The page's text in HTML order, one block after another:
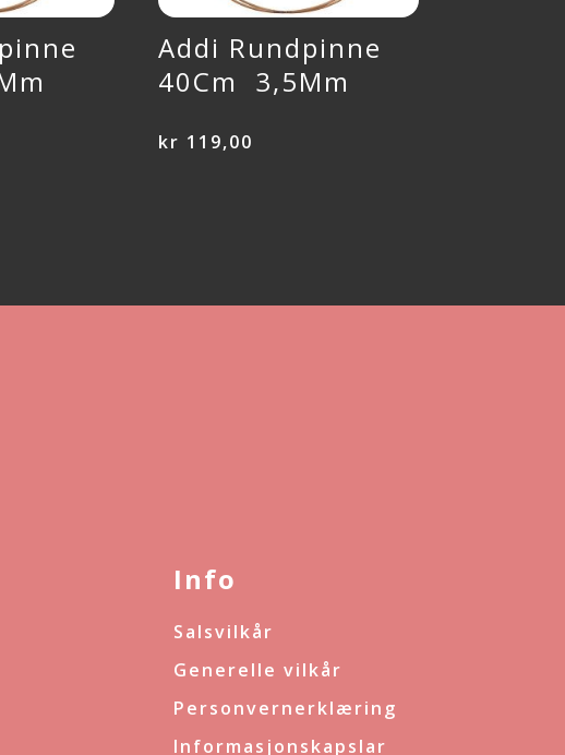
Addi Rundpinne
40Cm 3,5Mm
kr 119,00
Info
Salsvilkår
Generelle vilkår
Personvernerklæring
Informasjonskapslar